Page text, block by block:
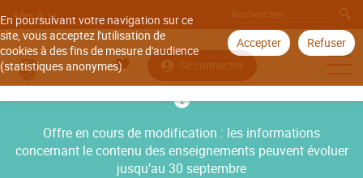
En poursuivant votre navigation sur ce
site, vous acceptez l'utilisation de
cookies à des fins de mesure d'audience
(statistiques anonymes).
Accepter Refuser
Aller à
Se connecter
Offre en cours de modification : les informations
concernant le contenu des enseignements peuvent évoluer
jusqu’au 30 septembre